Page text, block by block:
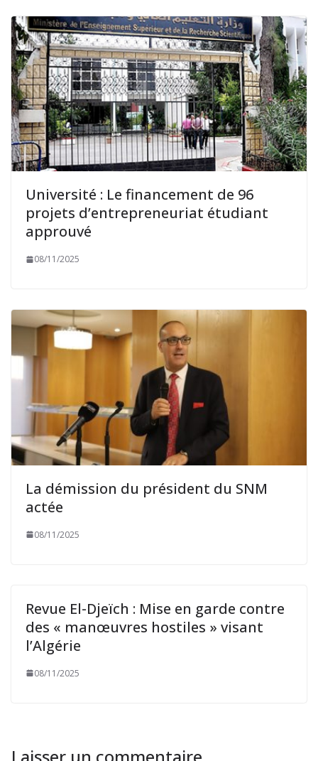
Université : Le financement de 96
projets d’entrepreneuriat étudiant
approuvé
08/11/2025
La démission du président du SNM
actée
08/11/2025
Revue El-Djeïch : Mise en garde contre
des « manœuvres hostiles » visant
l’Algérie
08/11/2025